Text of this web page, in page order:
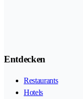
Entdecken
Restaurants
Hotels